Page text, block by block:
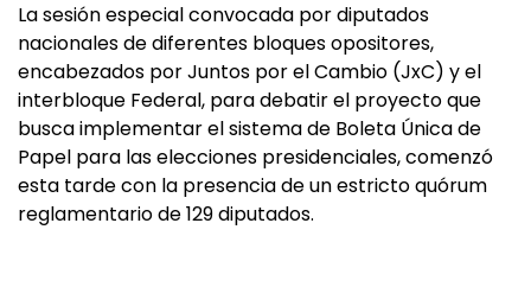
La sesión especial convocada por diputados
nacionales de diferentes bloques opositores,
encabezados por Juntos por el Cambio (JxC) y el
interbloque Federal, para debatir el proyecto que
busca implementar el sistema de Boleta Única de
Papel para las elecciones presidenciales, comenzó
esta tarde con la presencia de un estricto quórum
reglamentario de 129 diputados.